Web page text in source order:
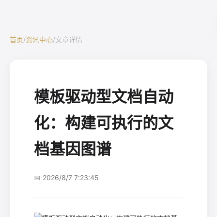
首页/资讯中心/文章详情
模板驱动型文档自动
化：构建可执行的文
档基因图谱
📅 2026/8/7 7:23:45